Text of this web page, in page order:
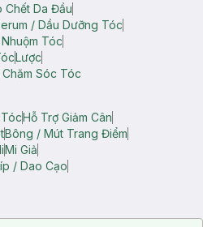
Chết Da Đầu
/ Dầu Dưỡng Tóc
Tóc
Lược
Chăm Sóc Tóc
Hỗ Trợ Giảm Cân
Bông / Mút Trang Điểm
Mi Giả
/ Dao Cạo